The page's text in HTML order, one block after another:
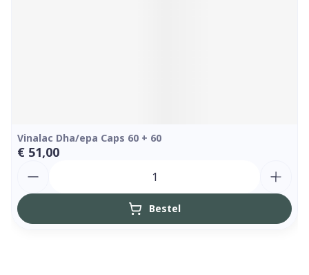
Vinalac Dha/epa Caps 60 + 60
€ 51,00
Bestel